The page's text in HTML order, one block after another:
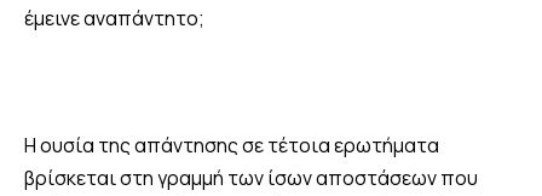
έμεινε αναπάντητο;
Η ουσία της απάντησης σε τέτοια ερωτήματα
βρίσκεται στη γραμμή των ίσων αποστάσεων που